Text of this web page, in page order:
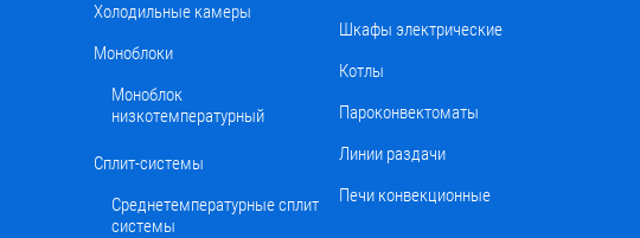
Холодильные камеры
Моноблоки
Моноблок
низкотемпературный
Сплит-системы
Среднетемпературные сплит
системы
Шкафы электрические
Котлы
Пароконвектоматы
Линии раздачи
Печи конвекционные